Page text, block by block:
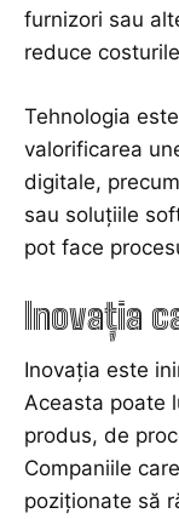
furnizori sau
reduce
Tehnologia
valorificarea
digitale,
sau soluțiile
pot face
Inovația
Inovația este
Aceasta poate
produs, de
Companiile
poziționate să